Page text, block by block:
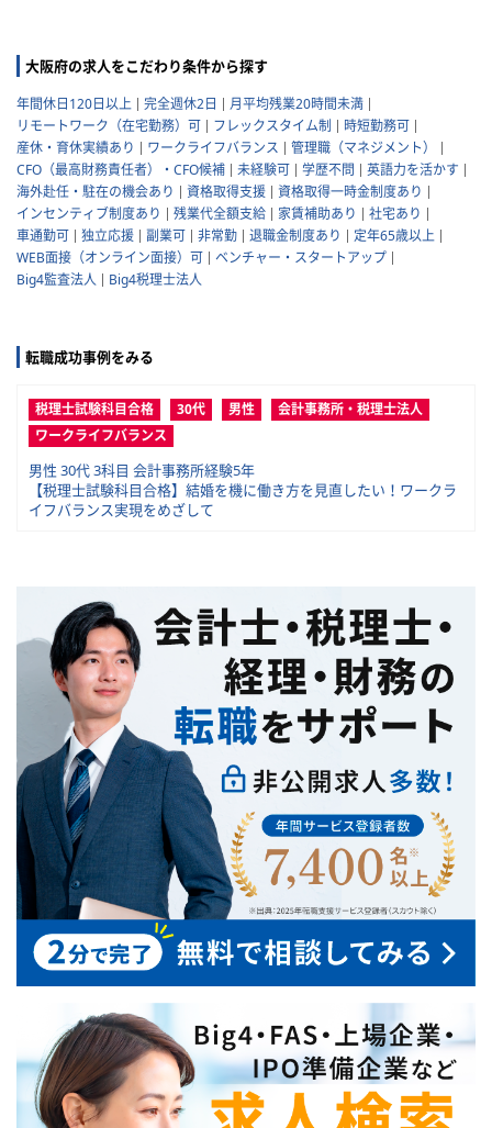
大阪府の求人をこだわり条件から探す
年間休日120日以上 完全週休2日
月平均残業20時間未満
リモートワーク（在宅勤務）可
フレックスタイム制
時短勤務可
産休・育休実績あり
ワークライフバランス
管理職（マネジメント）
CFO（最高財務責任者）・CFO候補
未経験可 学歴不問
英語力を活かす
海外赴任・駐在の機会あり
資格取得支援
資格取得一時金制度あり
インセンティブ制度あり
残業代全額支給 家賃補助あり
社宅あり
車通勤可
独立応援 副業可 非常勤 退職金制度あり
定年65歳以上
WEB面接（オンライン面接）可
ベンチャー・スタートアップ
Big4監査法人
Big4税理士法人
転職成功事例をみる
税理士試験科目合格 30代 男性
会計事務所・税理士法人
ワークライフバランス
男性 30代 3科目 会計事務所経験5年
【税理士試験科目合格】結婚を機に働き方を見直したい！ワークラ
イフバランス実現をめざして